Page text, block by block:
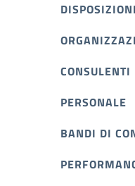
CONSULENTI
PERSONALE
BANDI DI